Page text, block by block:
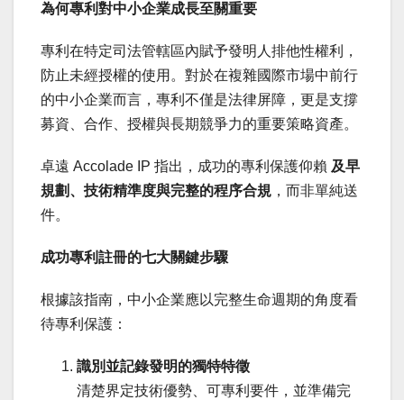
為何專利對中小企業成長至關重要
專利在特定司法管轄區內賦予發明人排他性權利，
防止未經授權的使用。對於在複雜國際市場中前行
的中小企業而言，專利不僅是法律屏障，更是支撐
募資、合作、授權與長期競爭力的重要策略資產。
卓遠 Accolade IP 指出，成功的專利保護仰賴 及早
規劃、技術精準度與完整的程序合規 ，而非單純送
件。
成功專利註冊的七大關鍵步驟
根據該指南，中小企業應以完整生命週期的角度看
待專利保護：
識別並記錄發明的獨特特徵
清楚界定技術優勢、可專利要件，並準備完